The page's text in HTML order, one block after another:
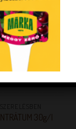
30g/l